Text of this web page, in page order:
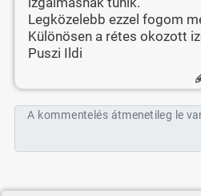
Legközelebb ezzel fogom
Különösen a rétes okozott
Puszi Ildi
A kommentelés átmenetileg le